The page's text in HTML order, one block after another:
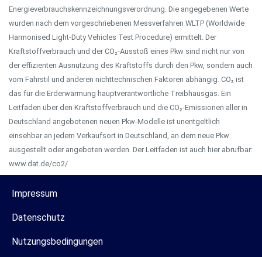
Energieverbrauchskennzeichnungsverordnung. Die angegebenen Werte
wurden nach dem vorgeschriebenen Messverfahren WLTP (Worldwide
Harmonised Light-Duty Vehicles Test Procedure) ermittelt. Der
Kraftstoffverbrauch und der CO₂-Ausstoß eines Pkw sind nicht nur von
der effizienten Ausnutzung des Kraftstoffs durch den Pkw, sondern auch
vom Fahrstil und anderen nichttechnischen Faktoren abhängig. CO₂ ist
das für die Erderwärmung hauptverantwortliche Treibhausgas. Ein
Leitfaden über den Kraftstoffverbrauch und die CO₂-Emissionen aller in
Deutschland angebotenen neuen Pkw-Modelle ist unentgeltlich
einsehbar an jedem Verkaufsort in Deutschland, an dem neue Pkw
ausgestellt oder angeboten werden. Der Leitfaden ist auch hier abrufbar:
www.dat.de/co2/
Impressum
Datenschutz
Nutzungsbedingungen